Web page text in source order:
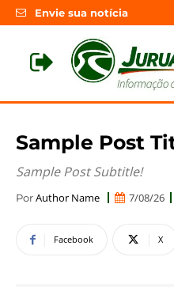
Envie sua notícia
Sample Post
Sample Post Subtitle!
PorAuthor Name 7/08/26
Facebook X